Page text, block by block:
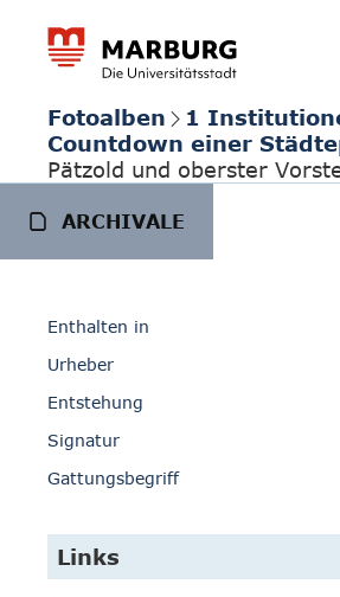
Fotoalben 1
Countdown einer
Pätzold und oberster
ARCHIVALE
Enthalten in
Urheber
Entstehung
Signatur
Gattungsbegriff
Links